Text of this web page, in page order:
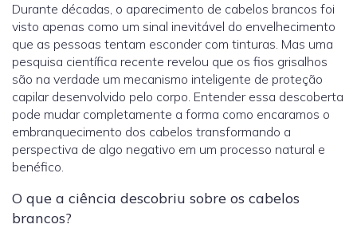
Durante décadas, o aparecimento de cabelos brancos foi
visto apenas como um sinal inevitável do envelhecimento
que as pessoas tentam esconder com tinturas. Mas uma
pesquisa científica recente revelou que os fios grisalhos
são na verdade um mecanismo inteligente de proteção
capilar desenvolvido pelo corpo. Entender essa descoberta
pode mudar completamente a forma como encaramos o
embranquecimento dos cabelos transformando a
perspectiva de algo negativo em um processo natural e
benéfico.
O que a ciência descobriu sobre os cabelos
brancos?